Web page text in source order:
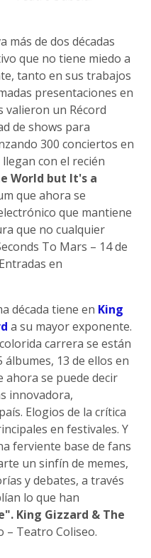
más de dos décadas
que no tiene miedo a
tanto en sus trabajos
presentaciones en
valieron un Récord
de shows para
300 conciertos en
llegan con el recién
World but It's a
que ahora se
que mantiene
que no cualquier
To Mars – 14 de
en
década tiene en King
a su mayor exponente.
carrera se están
13 de ellos en
ahora se puede decir
innovadora,
Elogios de la crítica
en festivales. Y
ferviente base de fans
un sinfín de memes,
y debates, a través
lo que han
King Gizzard & The
– Teatro Coliseo.